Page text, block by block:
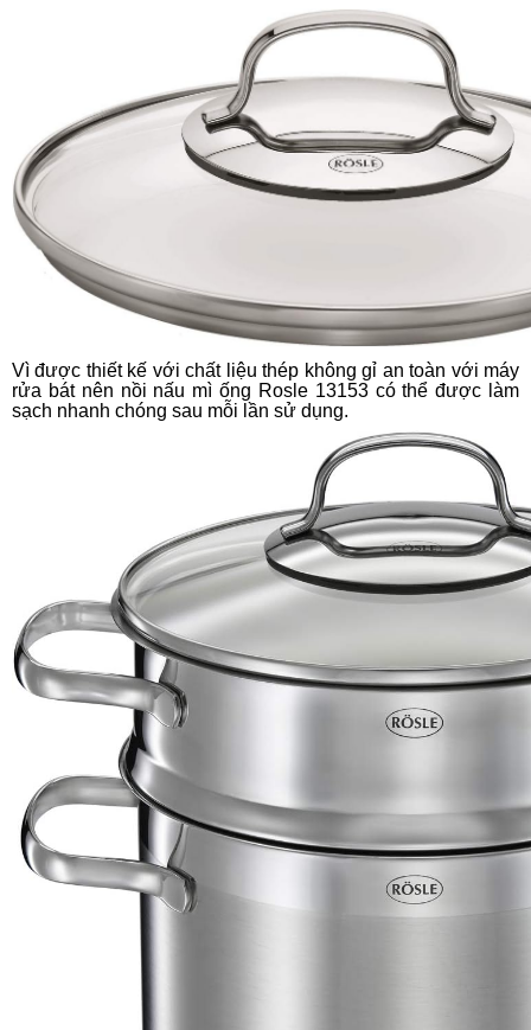
Vì được thiết kế với chất liệu thép không gỉ an toàn với máy
rửa bát nên nồi nấu mì ống Rosle 13153 có thể được làm
sạch nhanh chóng sau mỗi lần sử dụng.